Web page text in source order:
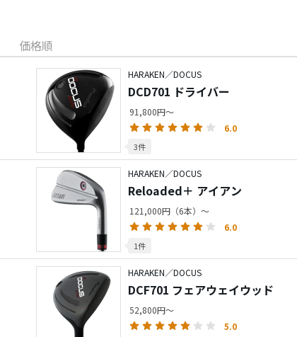
価格順
HARAKEN／DOCUS
DCD701 ドライバー
91,800円～
6.0
3件
HARAKEN／DOCUS
Reloaded＋ アイアン
121,000円（6本）～
6.0
1件
HARAKEN／DOCUS
DCF701 フェアウェイウッド
52,800円～
5.0